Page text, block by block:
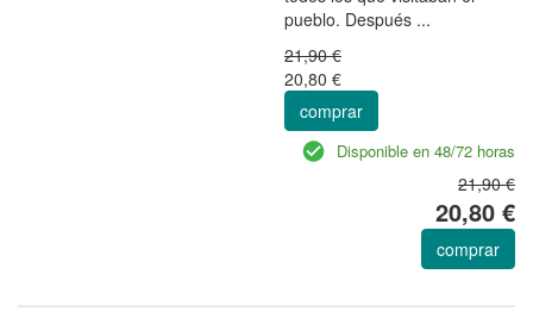
pueblo. Después ...
21,90 €
20,80 €
comprar
Disponible en 48/72 horas
21,90 €
20,80 €
comprar